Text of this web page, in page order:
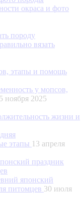
окраса и фото
вязать
у мопсов,
ноября 2025
этапы 13 апреля
японский
питомцев 30 июля